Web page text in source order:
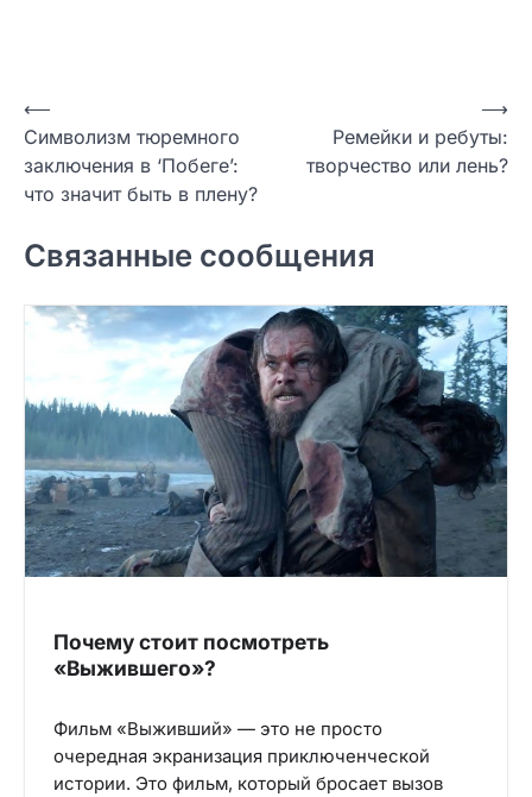
Навигация
по
записям
⟵
Символизм тюремного
заключения в ‘Побеге’:
что значит быть в плену?
Ремейки и ребуты:
творчество или лень?
⟶
Связанные сообщения
Почему стоит посмотреть
«Выжившего»?
Фильм «Выживший» — это не просто
очередная экранизация приключенческой
истории. Это фильм, который бросает вызов